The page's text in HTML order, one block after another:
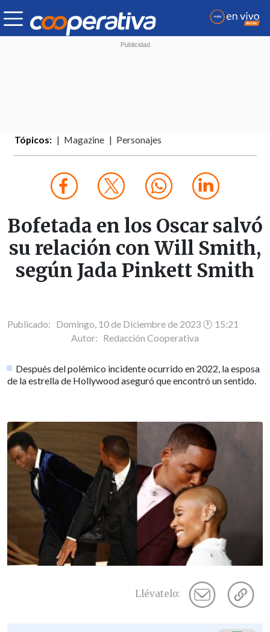
Tópicos: Magazine Personajes
Bofetada en los Oscar salvó
su relación con Will Smith,
según Jada Pinkett Smith
Publicado: Domingo, 10 de Diciembre de 2023 🕐 15:21
Autor: Redacción Cooperativa
Después del polémico incidente ocurrido en 2022, la esposa
de la estrella de Hollywood aseguró que encontró un sentido.
Llévatelo: